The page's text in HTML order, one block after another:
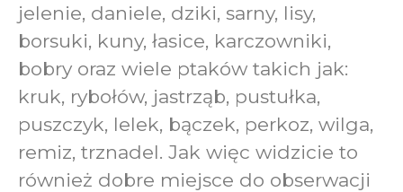
jelenie, daniele, dziki, sarny, lisy,
borsuki, kuny, łasice, karczowniki,
bobry oraz wiele ptaków takich jak:
kruk, rybołów, jastrząb, pustułka,
puszczyk, lelek, bączek, perkoz, wilga,
remiz, trznadel. Jak więc widzicie to
również dobre miejsce do obserwacji